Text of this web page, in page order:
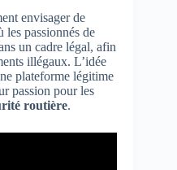
envisager de
les passionnés de
un cadre légal, afin
illégaux. L’idée
plateforme légitime
passion pour les
routière.